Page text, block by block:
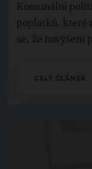
Komunální
poplatků, které
se, že navýšení
CELÝ ČLÁNEK